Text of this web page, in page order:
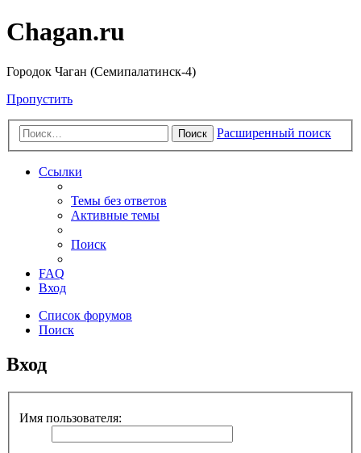
Chagan.ru
Городок Чаган (Семипалатинск-4)
Пропустить
Поиск Расширенный поиск
Ссылки
Темы без ответов
Активные темы
Поиск
FAQ
Вход
Список форумов
Поиск
Вход
Имя пользователя: